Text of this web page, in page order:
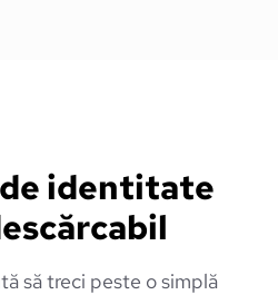
identitate
să treci peste o simplă